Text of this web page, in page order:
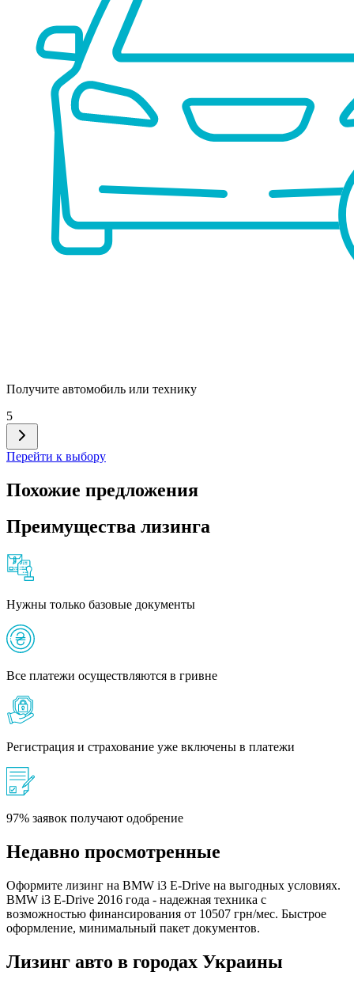
Получите автомобиль или технику
5
Перейти к выбору
Похожие предложения
Преимущества лизинга
Нужны только базовые документы
Все платежи осуществляются в гривне
Регистрация и страхование уже включены в платежи
97% заявок получают одобрение
Недавно просмотренные
Оформите лизинг на BMW i3 E-Drive на выгодных условиях.
BMW i3 E-Drive 2016 года - надежная техника с
возможностью финансирования от 10507 грн/мес. Быстрое
оформление, минимальный пакет документов.
Лизинг авто в городах Украины